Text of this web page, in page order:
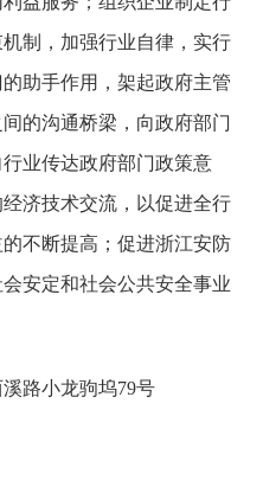
制，加强行业自律，实行
助手作用，架起政府主管
的沟通桥梁，向政府部门
业传达政府部门政策意
济技术交流，以促进全行
不断提高；促进浙江安防
安定和社会公共安全事业
小龙驹坞79号